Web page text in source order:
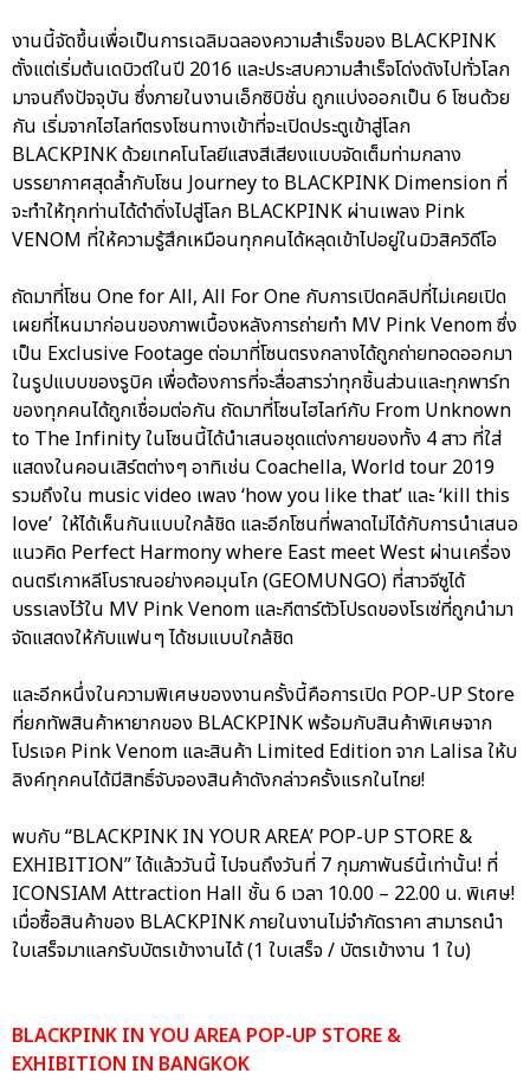
งานนี้จัดขึ้นเพื่อเป็นการเฉลิมฉลองความสำเร็จของ BLACKPINK
ตั้งแต่เริ่มต้นเดบิวต์ในปี 2016 และประสบความสำเร็จโด่งดังไปทั่วโลก
มาจนถึงปัจจุบัน ซึ่งภายในงานเอ็กซิบิชั่น ถูกแบ่งออกเป็น 6 โซนด้วย
กัน เริ่มจากไฮไลท์ตรงโซนทางเข้าที่จะเปิดประตูเข้าสู่โลก
BLACKPINK ด้วยเทคโนโลยีแสงสีเสียงแบบจัดเต็มท่ามกลาง
บรรยากาศสุดล้ำกับโซน Journey to BLACKPINK Dimension ที่
จะทำให้ทุกท่านได้ดำดิ่งไปสู่โลก BLACKPINK ผ่านเพลง Pink
VENOM ที่ให้ความรู้สึกเหมือนทุกคนได้หลุดเข้าไปอยู่ในมิวสิควิดีโอ
ถัดมาที่โซน One for All, All For One กับการเปิดคลิปที่ไม่เคยเปิด
เผยที่ไหนมาก่อนของภาพเบื้องหลังการถ่ายทำ MV Pink Venom ซึ่ง
เป็น Exclusive Footage ต่อมาที่โซนตรงกลางได้ถูกถ่ายทอดออกมา
ในรูปแบบของรูบิค เพื่อต้องการที่จะสื่อสารว่าทุกชิ้นส่วนและทุกพาร์ท
ของทุกคนได้ถูกเชื่อมต่อกัน ถัดมาที่โซนไฮไลท์กับ From Unknown
to The Infinity ในโซนนี้ได้นำเสนอชุดแต่งกายของทั้ง 4 สาว ที่ใส่
แสดงในคอนเสิร์ตต่างๆ อาทิเช่น Coachella, World tour 2019
รวมถึงใน music video เพลง ‘how you like that’ และ ‘kill this
love’ ให้ได้เห็นกันแบบใกล้ชิด และอีกโซนที่พลาดไม่ได้กับการนำเสนอ
แนวคิด Perfect Harmony where East meet West ผ่านเครื่อง
ดนตรีเกาหลีโบราณอย่างคอมุนโก (GEOMUNGO) ที่สาวจีซูได้
บรรเลงไว้ใน MV Pink Venom และกีตาร์ตัวโปรดของโรเซ่ที่ถูกนำมา
จัดแสดงให้กับแฟนๆ ได้ชมแบบใกล้ชิด
และอีกหนึ่งในความพิเศษของงานครั้งนี้คือการเปิด POP-UP Store
ที่ยกทัพสินค้าหายากของ BLACKPINK พร้อมกับสินค้าพิเศษจาก
โปรเจค Pink Venom และสินค้า Limited Edition จาก Lalisa ให้บ
ลิงค์ทุกคนได้มีสิทธิ์จับจองสินค้าดังกล่าวครั้งแรกในไทย!
พบกับ “BLACKPINK IN YOUR AREA’ POP-UP STORE &
EXHIBITION” ได้แล้ววันนี้ ไปจนถึงวันที่ 7 กุมภาพันธ์นี้เท่านั้น! ที่
ICONSIAM Attraction Hall ชั้น 6 เวลา 10.00 – 22.00 น. พิเศษ!
เมื่อซื้อสินค้าของ BLACKPINK ภายในงานไม่จำกัดราคา สามารถนำ
ใบเสร็จมาแลกรับบัตรเข้างานได้ (1 ใบเสร็จ / บัตรเข้างาน 1 ใบ)
BLACKPINK IN YOU AREA POP-UP STORE &
EXHIBITION IN BANGKOK